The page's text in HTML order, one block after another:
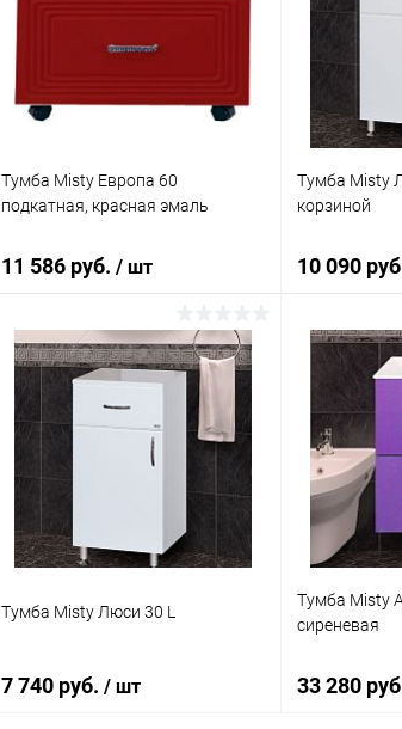
В избранное
Купить в 1
В
Тумба Misty Европа 60
подкатная, красная эмаль
11 586 руб. / шт
В корзину
Купить в 1 клик Сравнение
Тумба Misty
корзиной
10 090
Купить в 1
В избранное
Тумба Misty Люси 30 L
7 740 руб. / шт
Тумба Misty
сиреневая
33 280